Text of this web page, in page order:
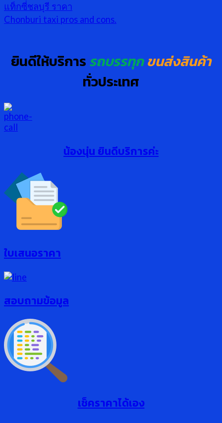
แท็กซี่ชลบุรี ราคา
Chonburi taxi pros and cons.
ยินดีให้บริการรถบรรทุกขนส่งสินค้า
ทั่วประเทศ
น้องนุ่น ยินดีบริการค่ะ
ใบเสนอราคา
สอบถามข้อมูล
เช็คราคาได้เอง